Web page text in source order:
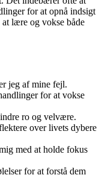
for at opnå indsigt
lære og vokse både
jeg af mine fejl.
for at vokse
ro og velvære.
over livets dybere
med at holde fokus
for at forstå dem